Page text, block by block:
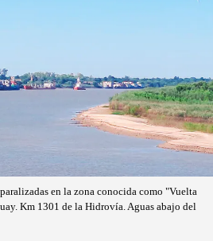
en la zona conocida como "Vuelta
Km 1301 de la Hidrovía. Aguas abajo del